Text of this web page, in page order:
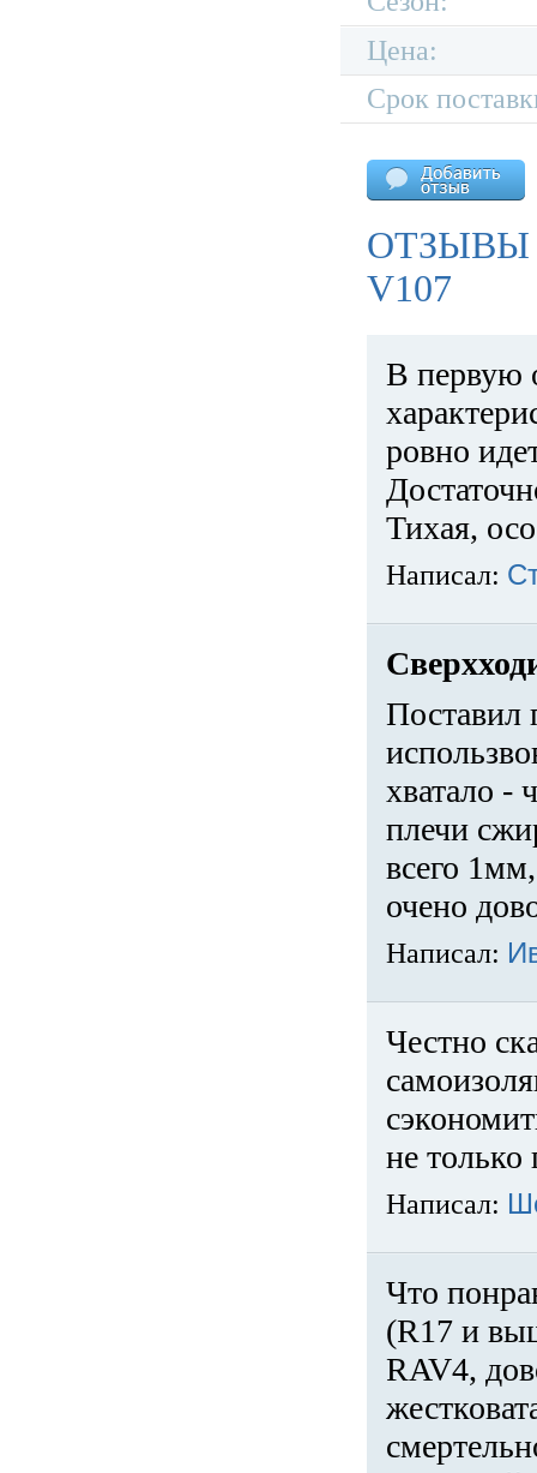
Цена:
Срок
ОТЗЫВЫ
V107
В первую
ровно
Тихая,
Написал:
Поставил
хватало -
плечи
всего
очено
Написал:
Честно
не только
Написал:
Что
(R17 и
RAV4,